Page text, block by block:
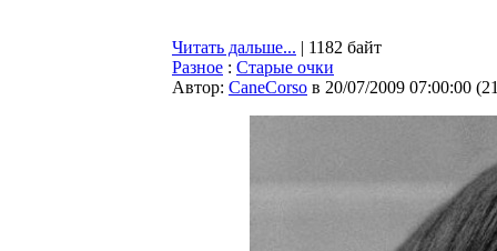
Читать дальше... | 1182 байт
Разное : Старые очки
Автор: CaneCorso в 20/07/2009 07:00:00 (